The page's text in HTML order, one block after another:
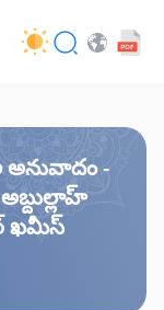
-
ఖమీస్